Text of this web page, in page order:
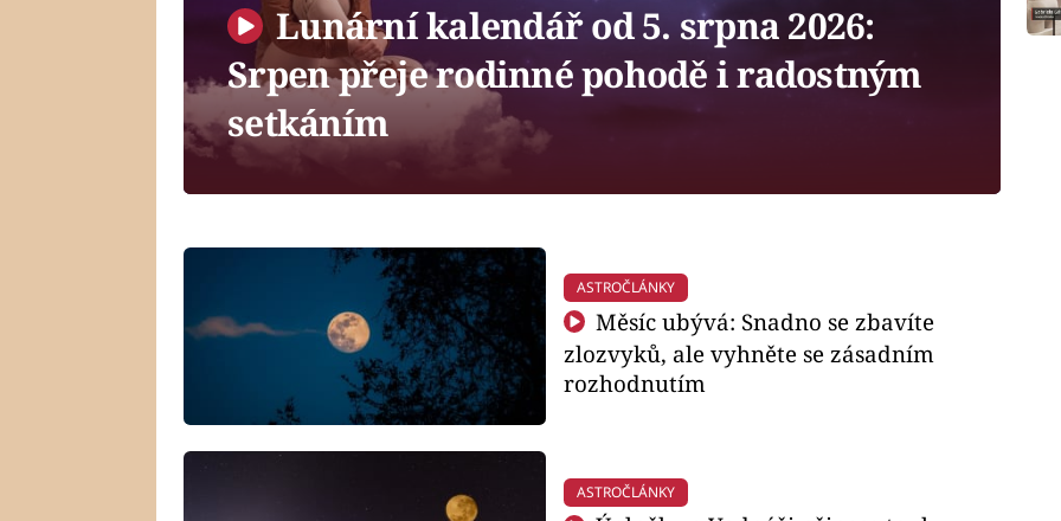
Lunární kalendář od 5. srpna 2026:
Srpen přeje rodinné pohodě i radostným
setkáním
ASTROČLÁNKY
Měsíc ubývá: Snadno se zbavíte
zlozvyků, ale vyhněte se zásadním
rozhodnutím
ASTROČLÁNKY